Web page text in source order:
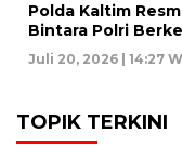
Polda Kaltim
Bintara Polri
Juli 20, 2026 | 14:27
TOPIK TERKINI